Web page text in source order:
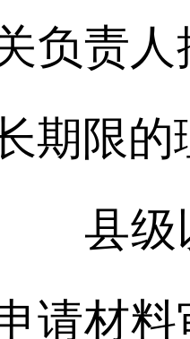
负责
期限的
县级以
请材